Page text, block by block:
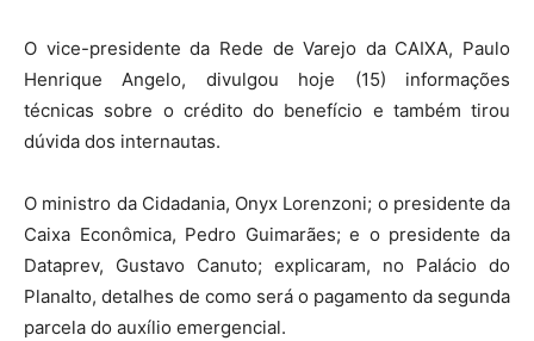
O vice-presidente da Rede de Varejo da CAIXA, Paulo
Henrique Angelo, divulgou hoje (15) informações
técnicas sobre o crédito do benefício e também tirou
dúvida dos internautas.
O ministro da Cidadania, Onyx Lorenzoni; o presidente da
Caixa Econômica, Pedro Guimarães; e o presidente da
Dataprev, Gustavo Canuto; explicaram, no Palácio do
Planalto, detalhes de como será o pagamento da segunda
parcela do auxílio emergencial.